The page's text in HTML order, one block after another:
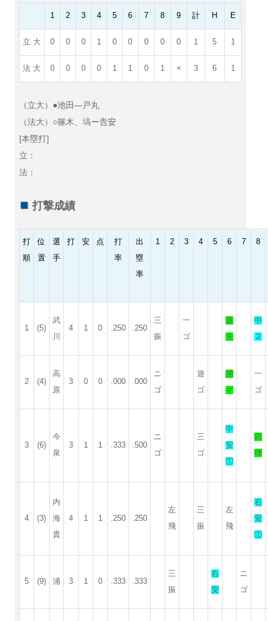
1 2 3 4 5 6 7 8 9 計 H E
立 大 0 0 0 1 0 0 0 0 0 1 5 1
法 大 0 0 0 0 1 1 0 1 × 3 6 1
（立大）●池田—戸丸
（法大）○篠木、塙ー𠮷安
[本塁打]
立：
法：
打撃成績
打
順
位
置
選
手
打 安 点
打
率
出
塁
率
1 2 3 4 5 6 7 8
1 (5)
武
川
4 1 0 .250 .250
三
振
一
ゴ
遊
失
中
２
2 (4)
高
原
3 0 0 .000 .000
ニ
ゴ
遊
ゴ
捕
ギ
一
ゴ
3 (6)
今
泉
3 1 1 .333 .500
ニ
ゴ
三
ゴ
中
安
①
四
球
4 (3)
内
海
貴
4 1 1 .250 .250
左
飛
三
振
左
飛
右
安
①
5 (9) 浦 3 1 0 .333 .333
三
振
右
安
ニ
ゴ